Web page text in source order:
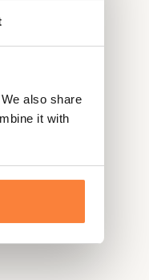
also share
it with